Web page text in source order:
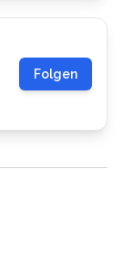
Folgen